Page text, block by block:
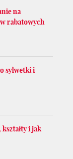
na
rabatowych
sylwetki i
i jak